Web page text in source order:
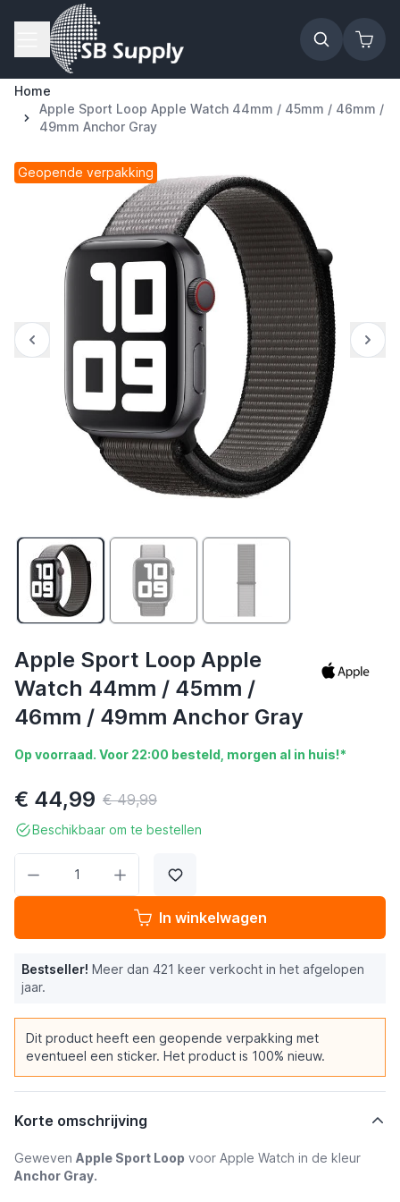
Ga naar de inhoud
Home
Apple Sport Loop Apple Watch 44mm / 45mm / 46mm /
49mm Anchor Gray
Geopende verpakking
Apple Sport Loop Apple
Watch 44mm / 45mm /
46mm / 49mm Anchor Gray
Op voorraad. Voor 22:00 besteld, morgen al in huis!*
€ 44,99 € 49,99
Beschikbaar om te bestellen
In winkelwagen
Bestseller! Meer dan 421 keer verkocht in het afgelopen
jaar.
Dit product heeft een geopende verpakking met
eventueel een sticker. Het product is 100% nieuw.
Korte omschrijving
Geweven Apple Sport Loop voor Apple Watch in de kleur
Anchor Gray.